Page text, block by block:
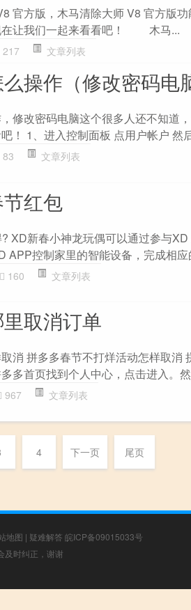
官方版，木马清除大师 V8 官方版
在让我们一起来看看吧！ 木马...
217 文章列表
操作（修改密码电
修改密码电脑这个很多人还不知道
！ 1、进入控制面板 点用户帐户 然
83 文章列表
红包
XD新春小神龙玩偶可以通过参与
APP控制家里的智能设备，完成相应
160 文章列表
取消订单
消 拼多多春节不打烊活动怎样取消
多首页找到个人中心，点击进入。
967 文章列表
4 下一页 尾页
地图 | 疑难解答 皖ICP备09015033号
及时纠正，谢谢